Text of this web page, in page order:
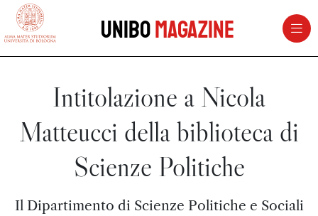
vai al contenuto della pagina
UniboMagazine
Intitolazione a Nicola
Matteucci della biblioteca di
Scienze Politiche
Il Dipartimento di Scienze Politiche e Sociali